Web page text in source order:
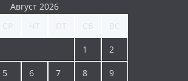
Август 2026
1 2
5 6 7 8 9